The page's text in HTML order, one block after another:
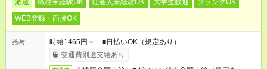
派遣 職種未経験OK 社会人未経験OK 大学生歓迎
ブランクOK
WEB登録・面接OK
給与
時給1465円～ ■日払いOK（規定あり）
交通費別途支給あり